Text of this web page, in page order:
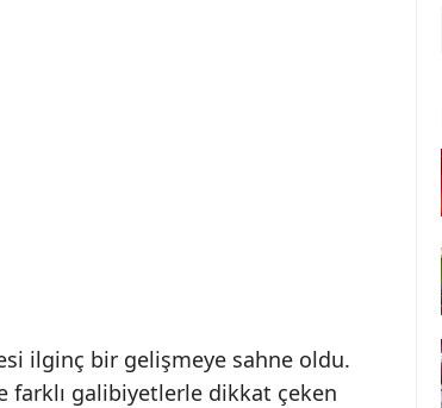
ilginç bir gelişmeye sahne oldu.
farklı galibiyetlerle dikkat çeken